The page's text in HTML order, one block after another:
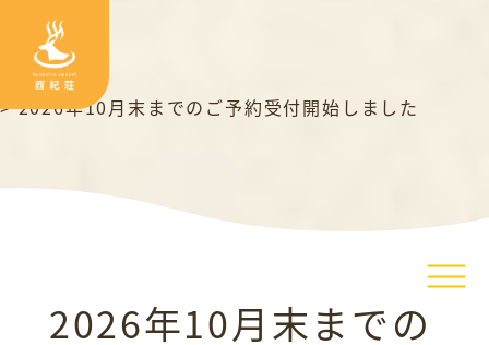
ニュース
>2026年10月末までのご予約受付開始しました
2026年10月末までの